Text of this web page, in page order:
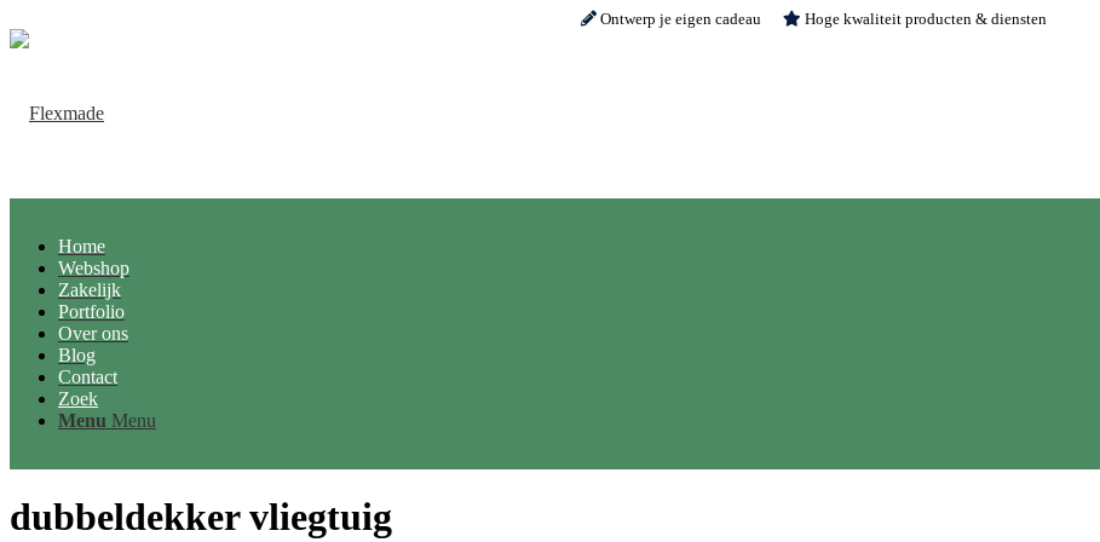
Ontwerp je eigen cadeau Hoge kwaliteit producten & diensten
Home
Webshop
Zakelijk
Portfolio
Over ons
Blog
Contact
Zoek
Menu Menu
dubbeldekker vliegtuig